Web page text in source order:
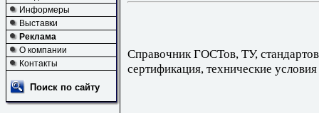
Информеры
Выставки
Реклама
О компании
Контакты
Поиск по сайту
Справочник ГОСТов, ТУ,
сертификация, технические условия